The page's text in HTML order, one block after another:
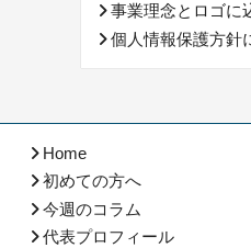
事業理念とロゴに
個人情報保護方針
Home
初めての方へ
今週のコラム
代表プロフィール